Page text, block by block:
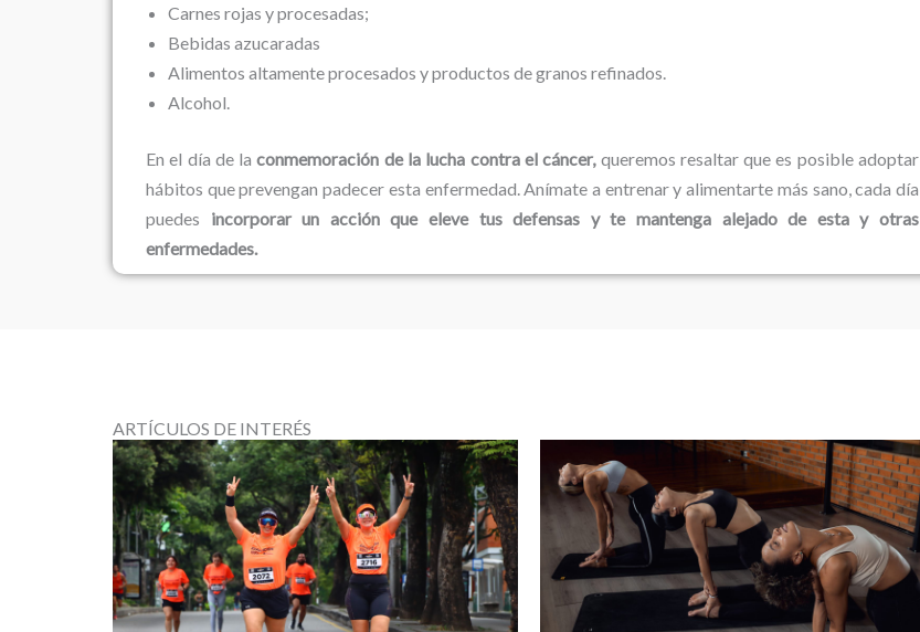
Carnes rojas y procesadas;
Bebidas azucaradas
Alimentos altamente procesados y productos de granos refinados.
Alcohol.
En el día de laconmemoración de la lucha contra el cáncer, queremos resaltar que es posible adoptar
hábitos que prevengan padecer esta enfermedad. Anímate a entrenar y alimentarte más sano, cada día
puedes incorporar un acción que eleve tus defensas y te mantenga alejado de esta y otras
enfermedades.
ARTÍCULOS DE INTERÉS